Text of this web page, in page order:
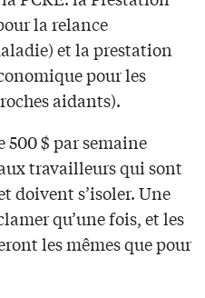
la relance
et la prestation
pour les
aidants).
500 $ par semaine
travailleurs qui sont
doivent s’isoler. Une
qu’une fois, et les
les mêmes que pour